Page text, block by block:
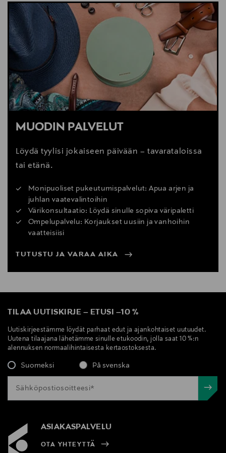
MUODIN PALVELUT
Löydä tyylisi jokaiseen päivään – tavarataloissa
tai etänä.
Monipuoliset pukeutumispalvelut: Apua arjen ja
juhlan vaatevalintoihin
Värikonsultaatio: Löydä sinulle sopiva väripaletti
Ompelupalvelu: Korjaukset uusiin ja vanhoihin
vaatteisiisi
TUTUSTU JA VARAA AIKA
TILAA UUTISKIRJE – ETUSI –10 %
Uutiskirjeestämme löydät parhaat edut ja ajankohtaiset uutuudet.
Uutena tilaajana lähetämme sinulle etukoodin, jolla saat 10 %:n
alennuksen normaalihintaisesta kertaostoksesta.
Suomeksi På svenska
ASIAKASPALVELU
OTA YHTEYTTÄ